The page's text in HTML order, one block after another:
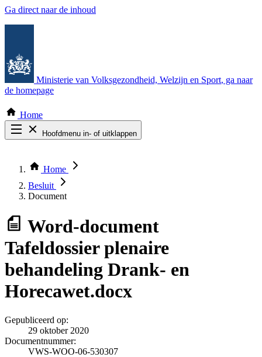
Ga direct naar de inhoud
Ministerie van Volksgezondheid, Welzijn en Sport, ga naar
de homepage
Home
Hoofdmenu in- of uitklappen
Thema COVID-19
Bekijk per bestuursorgaan
Home
Besluit
Document
Word-document
Tafeldossier plenaire
behandeling Drank- en
Horecawet.docx
Gepubliceerd op:
29 oktober 2020
Documentnummer:
VWS-WOO-06-530307